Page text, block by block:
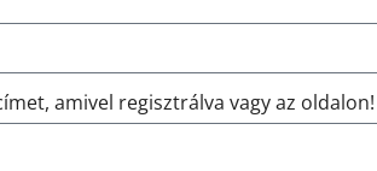
amivel regisztrálva vagy az oldalon!